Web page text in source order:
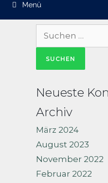
Menü
Suche
Neueste
Archiv
März 2024
August 2023
November 2022
Februar 2022